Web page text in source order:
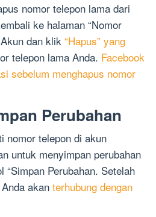
nomor telepon lama dari
ke halaman “Nomor
dan klik “Hapus” yang
telepon lama Anda. Facebook
sebelum menghapus nomor
Perubahan
nomor telepon di akun
untuk menyimpan perubahan
“Simpan Perubahan. Setelah
akanterhubung dengan